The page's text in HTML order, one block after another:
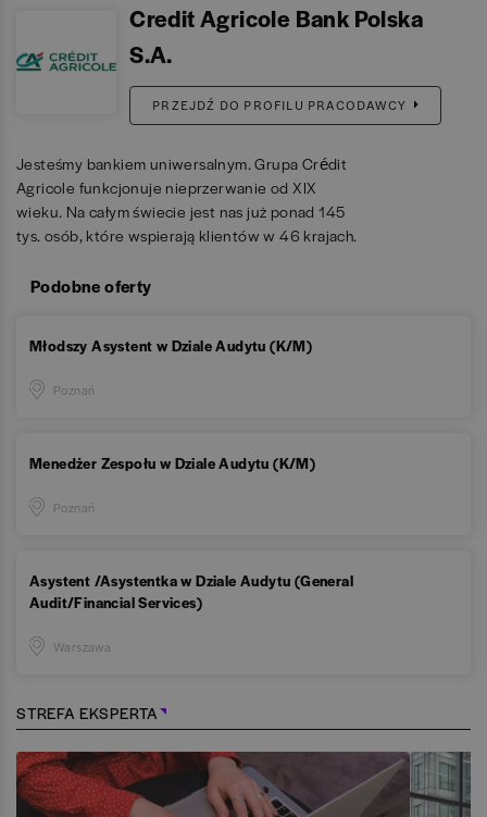
Credit Agricole Bank Polska
S.A.
PRZEJDŹ DO PROFILU PRACODAWCY
Jesteśmy bankiem uniwersalnym. Grupa Crédit
Agricole funkcjonuje nieprzerwanie od XIX
wieku. Na całym świecie jest nas już ponad 145
tys. osób, które wspierają klientów w 46 krajach.
Podobne oferty
Młodszy Asystent w Dziale Audytu (K/M)
Poznań
Menedżer Zespołu w Dziale Audytu (K/M)
Poznań
Asystent /Asystentka w Dziale Audytu (General
Audit/Financial Services)
Warszawa
STREFA EKSPERTA